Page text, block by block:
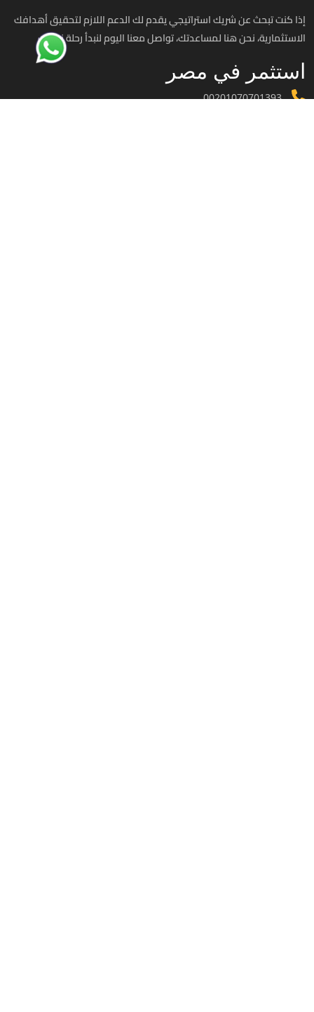
إذا كنت تبحث عن شريك استراتيجي يقدم لك الدعم اللازم لتحقيق أهدافك
الاستثمارية، نحن هنا لمساعدتك، تواصل معنا اليوم لنبدأ رحلة نجاحك
استثمر في مصر
00201070701393